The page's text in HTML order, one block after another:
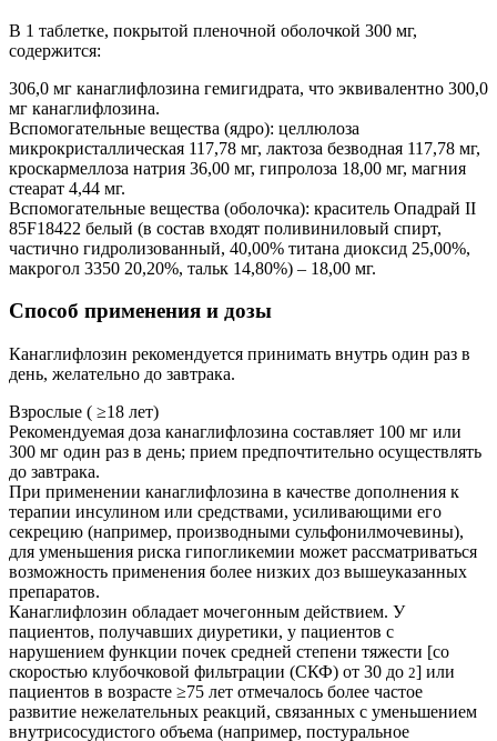
В 1 таблетке, покрытой пленочной оболочкой 300 мг,
содержится:
306,0 мг канаглифлозина гемигидрата, что эквивалентно 300,0
мг канаглифлозина.
Вспомогательные вещества (ядро): целлюлоза
микрокристаллическая 117,78 мг, лактоза безводная 117,78 мг,
кроскармеллоза натрия 36,00 мг, гипролоза 18,00 мг, магния
стеарат 4,44 мг.
Вспомогательные вещества (оболочка): краситель Опадрай II
85F18422 белый (в состав входят поливиниловый спирт,
частично гидролизованный, 40,00% титана диоксид 25,00%,
макрогол 3350 20,20%, тальк 14,80%) – 18,00 мг.
Способ применения и дозы
Канаглифлозин рекомендуется принимать внутрь один раз в
день, желательно до завтрака.
Взрослые ( ≥18 лет)
Рекомендуемая доза канаглифлозина составляет 100 мг или
300 мг один раз в день; прием предпочтительно осуществлять
до завтрака.
При применении канаглифлозина в качестве дополнения к
терапии инсулином или средствами, усиливающими его
секрецию (например, производными сульфонилмочевины),
для уменьшения риска гипогликемии может рассматриваться
возможность применения более низких доз вышеуказанных
препаратов.
Канаглифлозин обладает мочегонным действием. У
пациентов, получавших диуретики, у пациентов с
нарушением функции почек средней степени тяжести [со
скоростью клубочковой фильтрации (СКФ) от 30 до 2] или
пациентов в возрасте ≥75 лет отмечалось более частое
развитие нежелательных реакций, связанных с уменьшением
внутрисосудистого объема (например, постуральное